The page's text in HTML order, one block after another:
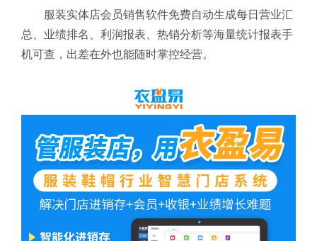
服装实体店会员销售软件免费自动生成每日营业汇
总、业绩排名、利润报表、热销分析等海量统计报表手
机可查，出差在外也能随时掌控经营。